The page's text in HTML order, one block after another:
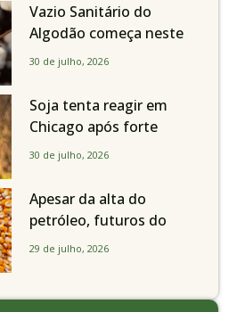
Vazio Sanitário do
Algodão começa neste
sábado, dia 1º de agosto,
Paulo
30 de julho, 2026
Soja tenta reagir em
Chicago após forte
liquidação; portos
de R$ 150/sc
30 de julho, 2026
Apesar da alta do
petróleo, futuros do
milho recuam em
29 de julho, 2026